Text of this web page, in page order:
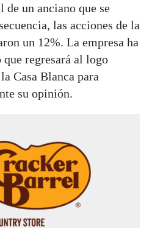
un anciano que se
las acciones de la
un 12%. La empresa ha
regresará al logo
Casa Blanca para
su opinión.